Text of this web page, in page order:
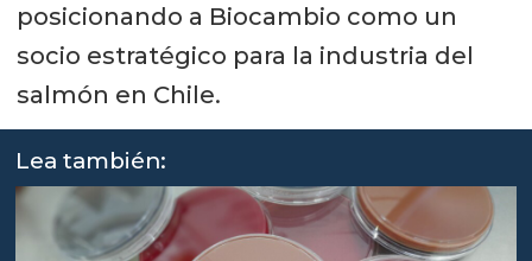
posicionando a Biocambio como un
socio estratégico para la industria del
salmón en Chile.
Lea también: